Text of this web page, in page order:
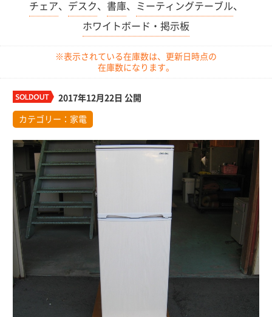
チェア、 デスク、 書庫、 ミーティングテーブル、
ホワイトボード・掲示板
※表示されている在庫数は、更新日時点の
在庫数になります。
2017年12月22日 公開
カテゴリー： 家電